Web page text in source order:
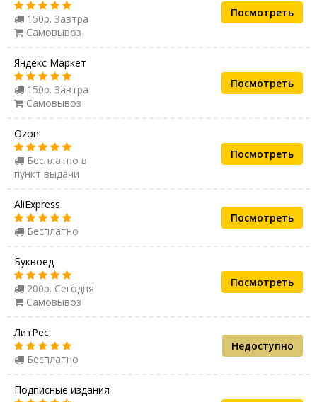
150р. Завтра
Самовывоз
Посмотреть
Яндекс Маркет
150р. Завтра
Самовывоз
Посмотреть
Ozon
Бесплатно в
пункт выдачи
Посмотреть
AliExpress
Бесплатно
Посмотреть
Буквоед
200р. Сегодня
Самовывоз
Посмотреть
ЛитРес
Бесплатно
Недоступно
Подписные издания